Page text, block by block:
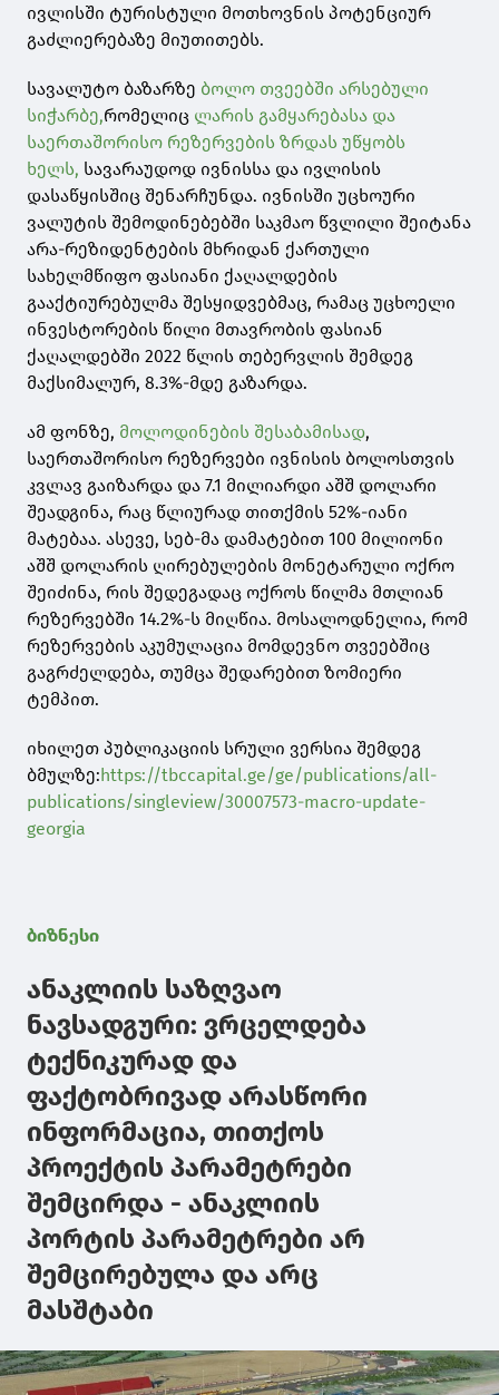
ივლისში ტურისტული მოთხოვნის პოტენციურ
გაძლიერებაზე მიუთითებს.
სავალუტო ბაზარზე ბოლო თვეებში არსებული
სიჭარბე,რომელიც ლარის გამყარებასა და
საერთაშორისო რეზერვების ზრდას უწყობს
ხელს, სავარაუდოდ ივნისსა და ივლისის
დასაწყისშიც შენარჩუნდა. ივნისში უცხოური
ვალუტის შემოდინებებში საკმაო წვლილი შეიტანა
არა-რეზიდენტების მხრიდან ქართული
სახელმწიფო ფასიანი ქაღალდების
გააქტიურებულმა შესყიდვებმაც, რამაც უცხოელი
ინვესტორების წილი მთავრობის ფასიან
ქაღალდებში 2022 წლის თებერვლის შემდეგ
მაქსიმალურ, 8.3%-მდე გაზარდა.
ამ ფონზე, მოლოდინების შესაბამისად,
საერთაშორისო რეზერვები ივნისის ბოლოსთვის
კვლავ გაიზარდა და 7.1 მილიარდი აშშ დოლარი
შეადგინა, რაც წლიურად თითქმის 52%-იანი
მატებაა. ასევე, სებ-მა დამატებით 100 მილიონი
აშშ დოლარის ღირებულების მონეტარული ოქრო
შეიძინა, რის შედეგადაც ოქროს წილმა მთლიან
რეზერვებში 14.2%-ს მიღწია. მოსალოდნელია, რომ
რეზერვების აკუმულაცია მომდევნო თვეებშიც
გაგრძელდება, თუმცა შედარებით ზომიერი
ტემპით.
იხილეთ პუბლიკაციის სრული ვერსია შემდეგ
ბმულზე: https://tbccapital.ge/ge/publications/all-
publications/singleview/30007573-macro-update-
georgia
ბიზნესი
ანაკლიის საზღვაო
ნავსადგური: ვრცელდება
ტექნიკურად და
ფაქტობრივად არასწორი
ინფორმაცია, თითქოს
პროექტის პარამეტრები
შემცირდა - ანაკლიის
პორტის პარამეტრები არ
შემცირებულა და არც
მასშტაბი